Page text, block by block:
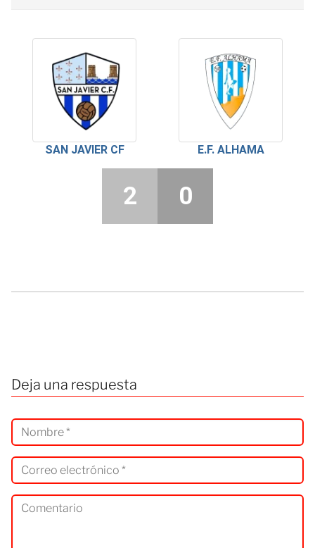
SAN JAVIER CF E.F. ALHAMA
2 0
Deja una respuesta